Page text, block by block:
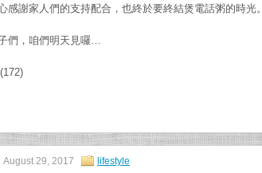
感謝家人們的支持配合，也終於要終結煲電話粥的時光。
們，咱們明天見囉…
(172)
August 29, 2017 lifestyle